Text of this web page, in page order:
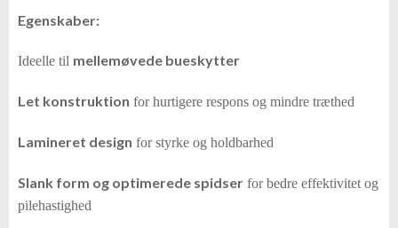
Egenskaber:
Ideelle til mellemøvede bueskytter
Let konstruktion for hurtigere respons og mindre træthed
Lamineret design for styrke og holdbarhed
Slank form og optimerede spidser for bedre effektivitet og
pilehastighed